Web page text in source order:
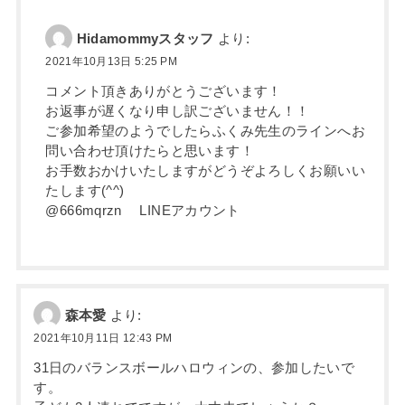
Hidamommyスタッフ より:
2021年10月13日 5:25 PM
コメント頂きありがとうございます！
お返事が遅くなり申し訳ございません！！
ご参加希望のようでしたらふくみ先生のラインへお
問い合わせ頂けたらと思います！
お手数おかけいたしますがどうぞよろしくお願いい
たします(^^)
@666mqrzn LINEアカウント
森本愛 より:
2021年10月11日 12:43 PM
31日のバランスボールハロウィンの、参加したいで
す。